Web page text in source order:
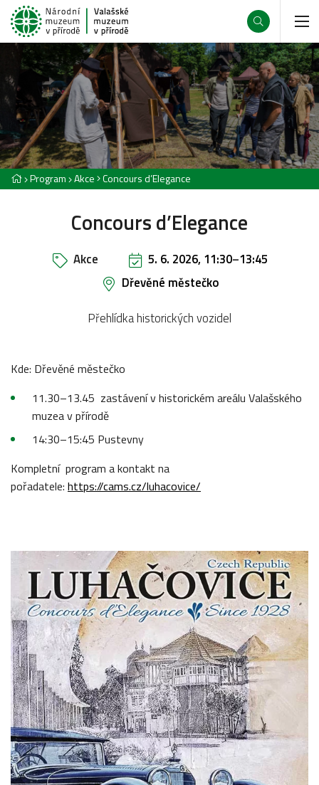
Program Akce Concours d’Elegance
Concours d’Elegance
Akce 5. 6. 2026, 11:30–13:45
Dřevěné městečko
Přehlídka historických vozidel
Kde: Dřevěné městečko
11.30–13.45 zastávení v historickém areálu Valašského
muzea v přírodě
14:30–15:45 Pustevny
Kompletní program a kontakt na
pořadatele: https://cams.cz/luhacovice/